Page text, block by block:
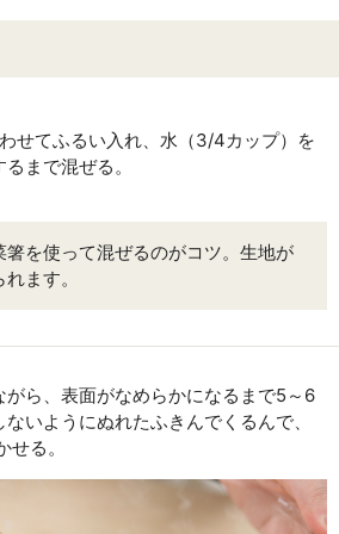
せてふるい入れ、水（3/4カップ）を
まで混ぜる。
箸を使って混ぜるのがコツ。生地が
ます。
がら、表面がなめらかになるまで5～6
いようにぬれたふきんでくるんで、
る。